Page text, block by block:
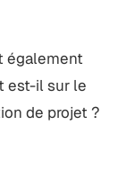
également
est-il sur le
de projet ?